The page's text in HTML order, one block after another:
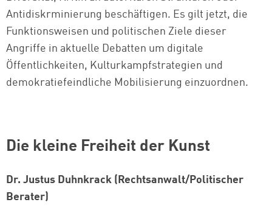
Antidiskrminierung beschäftigen. Es gilt jetzt, die
Funktionsweisen und politischen Ziele dieser
Angriffe in aktuelle Debatten um digitale
Öffentlichkeiten, Kulturkampfstrategien und
demokratiefeindliche Mobilisierung einzuordnen.
Die kleine Freiheit der Kunst
Dr. Justus Duhnkrack (Rechtsanwalt/Politischer
Berater)